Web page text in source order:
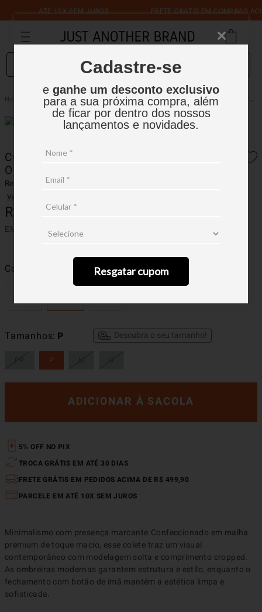
Cadastre-se
e ganhe um desconto exclusivo
para a sua próxima compra, além
de ficar por dentro dos nossos
lançamentos e novidades.
Resgatar cupom
ATÉ 10X SEM JUROS FRETE GRÁTIS EM COMPRAS
O que você está procurando?
Feminino Coletes Colete Cropped Em Malha Com Ombreiras
COLETE CROPPED EM MALHA COM
OMBREIRAS
Ref.: 15FCL001
Ver avaliações
R$ 499,90
EM ATÉ R$ 124
Tamanhos P
P
Descubra o seu tamanho!
Cor
ADICIONAR À SACOLA
5% OFF NO PIX
TROCA GRÁTIS EM ATÉ 30 DIAS
FRETE GRÁTIS EM PEDIDOS ACIMA DE R$ 499,90
PARCELE EM ATÉ 10X SEM JUROS
Minimalismo com presença marcante.Confeccionado em malha
premium de toque macio, esse colete traz um visual
contemporâneo com modelagem solta e comprimento cropped.
As ombreiras modernas garantem estrutura e estilo, enquanto o
fechamento com botão de ímã mantém a estética limpa e
sofisticada.